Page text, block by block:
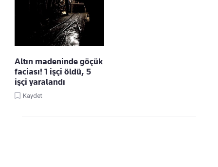
Altın madeninde göçük
faciası! 1 işçi öldü, 5
işçi yaralandı
Kaydet